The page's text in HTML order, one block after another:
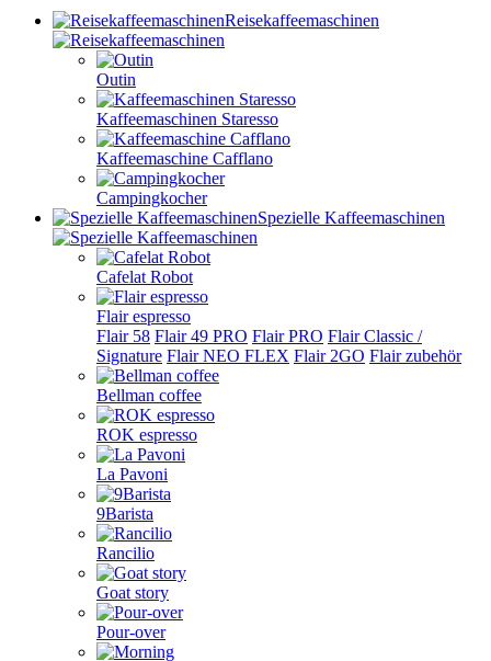
Reisekaffeemaschinen
Outin
Kaffeemaschinen Staresso
Kaffeemaschine Cafflano
Campingkocher
Spezielle Kaffeemaschinen
Cafelat Robot
Flair espresso
Flair 58 Flair 49 PRO Flair PRO Flair Classic /
Signature Flair NEO FLEX Flair 2GO Flair zubehör
Bellman coffee
ROK espresso
La Pavoni
9Barista
Rancilio
Goat story
Pour-over